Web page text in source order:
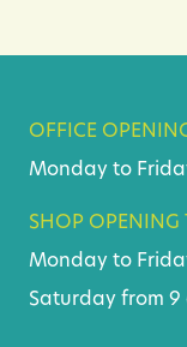
OFFICE
Monday to
SHOP OPENING
Monday to
Saturday from 9